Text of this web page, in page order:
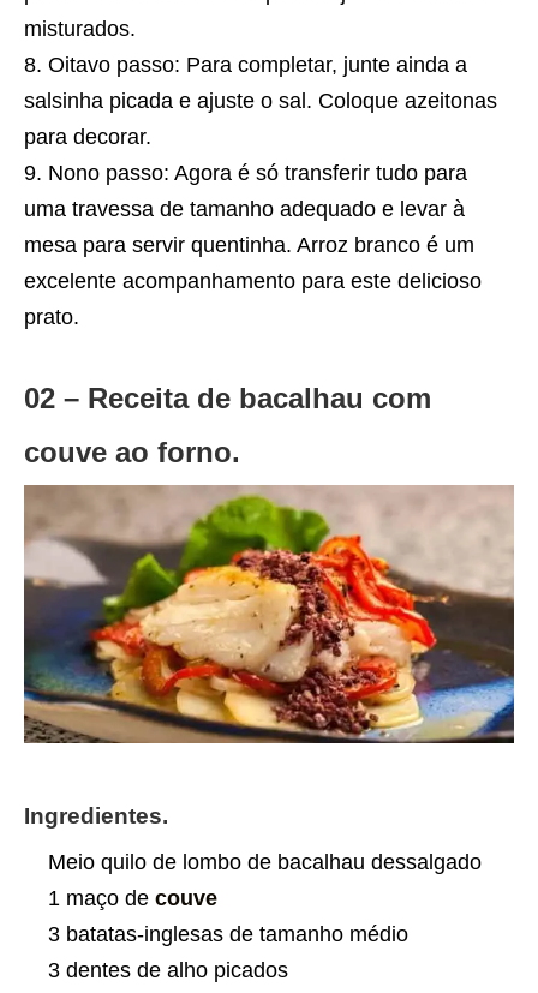
misturados.
Oitavo passo: Para completar, junte ainda a
salsinha picada e ajuste o sal. Coloque azeitonas
para decorar.
Nono passo: Agora é só transferir tudo para
uma travessa de tamanho adequado e levar à
mesa para servir quentinha. Arroz branco é um
excelente acompanhamento para este delicioso
prato.
02 – Receita de bacalhau com
couve ao forno.
Ingredientes.
Meio quilo de lombo de bacalhau dessalgado
1 maço de couve
3 batatas-inglesas de tamanho médio
3 dentes de alho picados